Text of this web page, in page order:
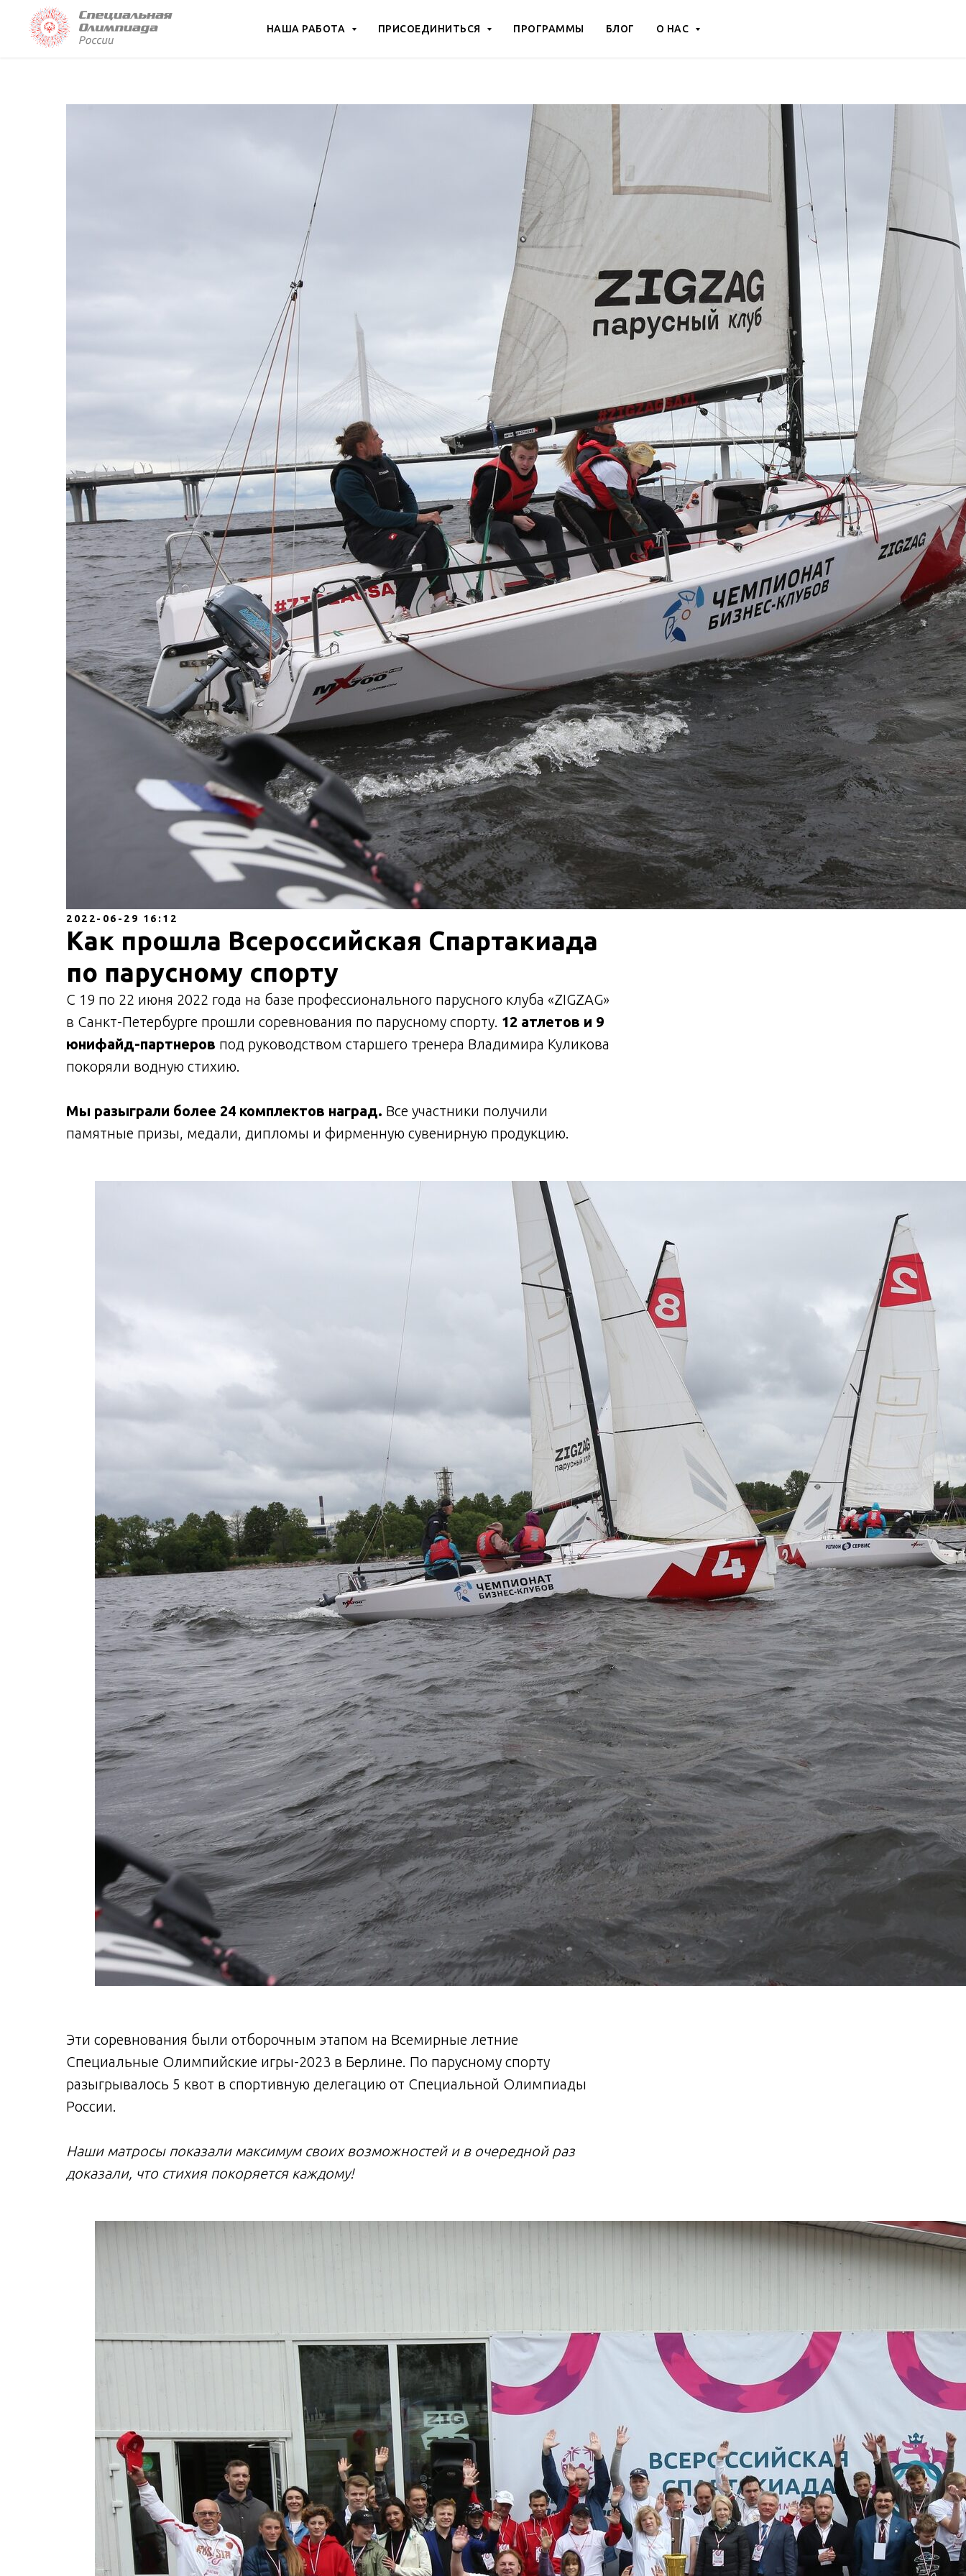
НАША РАБОТА ПРИСОЕДИНИТЬСЯ ПРОГРАММЫ БЛОГ О НАС
2022-06-29 16:12
Как прошла Всероссийская Спартакиада
по парусному спорту
С 19 по 22 июня 2022 года на базе профессионального парусного клуба «ZIGZAG»
в Санкт-Петербурге прошли соревнования по парусному спорту. 12 атлетов и 9
юнифайд-партнеров под руководством старшего тренера Владимира Куликова
покоряли водную стихию.
Мы разыграли более 24 комплектов наград. Все участники получили
памятные призы, медали, дипломы и фирменную сувенирную продукцию.
Эти соревнования были отборочным этапом на Всемирные летние
Специальные Олимпийские игры-2023 в Берлине. По парусному спорту
разыгрывалось 5 квот в спортивную делегацию от Специальной Олимпиады
России.
Наши матросы показали максимум своих возможностей и в очередной раз
доказали, что стихия покоряется каждому!